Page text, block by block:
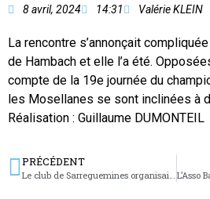
8 avril, 2024 14:31 Valérie KLEIN
La rencontre s’annonçait
de Hambach et elle l’a été.
compte de la 19e journée du
les Mosellanes se sont inclinées à
Réalisation : Guillaume DUMONTEIL
PRÉCÉDENT
Le club de Sarreguemines organisait un criterium de taekwondo pour les enfants